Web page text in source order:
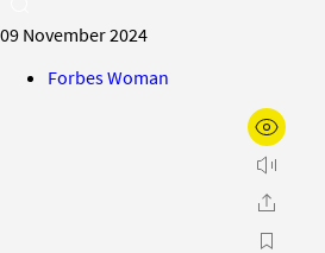
09 November 2024
Forbes Woman